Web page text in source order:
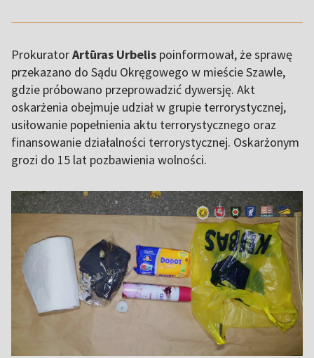
ProkuratorArtūras Urbelis poinformował, że sprawę
przekazano do Sądu Okręgowego w mieście Szawle,
gdzie próbowano przeprowadzić dywersję. Akt
oskarżenia obejmuje udział w grupie terrorystycznej,
usiłowanie popełnienia aktu terrorystycznego oraz
finansowanie działalności terrorystycznej. Oskarżonym
grozi do 15 lat pozbawienia wolności.